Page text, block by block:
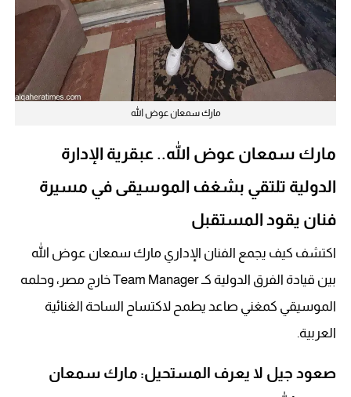
مارك سمعان عوض الله
مارك سمعان عوض الله.. عبقرية الإدارة
الدولية تلتقي بشغف الموسيقى في مسيرة
فنان يقود المستقبل
اكتشف كيف يجمع الفنان الإداري مارك سمعان عوض الله
بين قيادة الفرق الدولية كـ Team Manager خارج مصر، وحلمه
الموسيقي كمغني صاعد يطمح لاكتساح الساحة الغنائية
العربية.
صعود جيل لا يعرف المستحيل: مارك سمعان